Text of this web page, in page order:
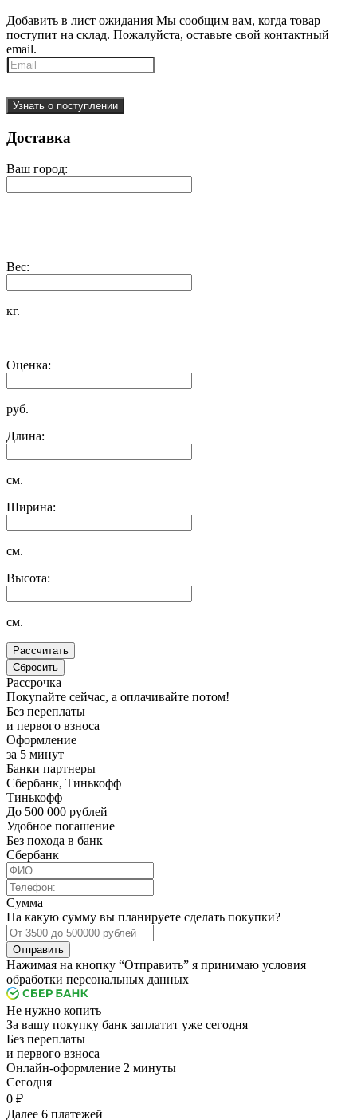
Добавить в лист ожидания Мы сообщим вам, когда товар
поступит на склад. Пожалуйста, оставьте свой контактный
email.
Узнать о поступлении
Доставка
Ваш город:
Вес:
кг.
Оценка:
руб.
Длина:
см.
Ширина:
см.
Высота:
см.
Рассрочка
Покупайте сейчас, а оплачивайте потом!
Без переплаты
и первого взноса
Оформление
за 5 минут
Банки партнеры
Сбербанк, Тинькофф
Тинькофф
До 500 000 рублей
Удобное погашение
Без похода в банк
Сбербанк
Сумма
На какую сумму вы планируете сделать покупки?
Отправить
Нажимая на кнопку “Отправить” я принимаю условия
обработки персональных данных
Не нужно копить
За вашу покупку банк заплатит уже сегодня
Без переплаты
и первого взноса
Онлайн-оформление 2 минуты
Cегодня
0 ₽
Далее 6 платежей